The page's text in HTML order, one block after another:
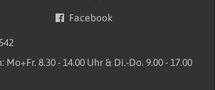
Facebook
8.30 - 14.00 Uhr & Di.-Do. 9.00 - 17.00